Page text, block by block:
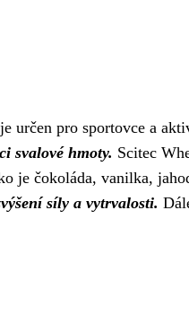
určen pro sportovce a
svalové hmoty. Scitec
je čokoláda, vanilka,
síly a vytrvalosti.